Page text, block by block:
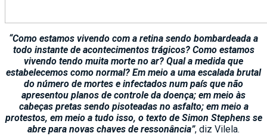
“Como estamos vivendo com a retina sendo bombardeada a
todo instante de acontecimentos trágicos? Como estamos
vivendo tendo muita morte no ar? Qual a medida que
estabelecemos como normal? Em meio a uma escalada brutal
do número de mortes e infectados num país que não
apresentou planos de controle da doença; em meio às
cabeças pretas sendo pisoteadas no asfalto; em meio a
protestos, em meio a tudo isso, o texto de Simon Stephens se
abre para novas chaves de ressonância”, diz Vilela.